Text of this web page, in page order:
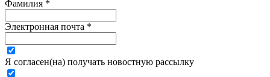
Фамилия *
Электронная почта *
Я согласен(на) получать новостную рассылку